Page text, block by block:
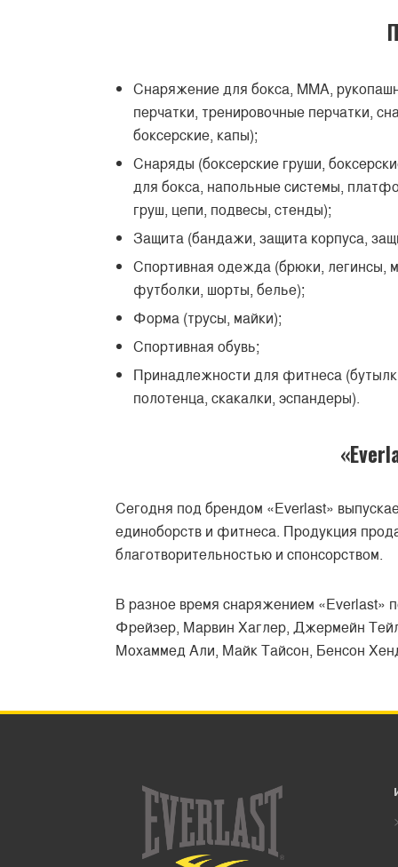
Снаряжение для бокса, MMA,
перчатки, тренировочные перчатки,
боксерские, капы);
Снаряды (боксерские груши,
для бокса, напольные системы,
груш, цепи, подвесы, стенды);
Защита (бандажи, защита корпуса,
Спортивная одежда (брюки, легинсы,
футболки, шорты, белье);
Форма (трусы, майки);
Спортивная обувь;
Принадлежности для фитнеса
полотенца, скакалки, эспандеры).
Сегодня под брендом «Everlast»
единоборств и фитнеса. Продукция
благотворительностью и спонсорством.
В разное время снаряжением «Everlast»
Фрейзер, Марвин Хаглер, Джермейн
Мохаммед Али, Майк Тайсон, Бенсон